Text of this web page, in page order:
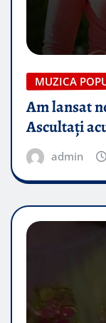
MUZICA
Am lansat
Ascultați
admin